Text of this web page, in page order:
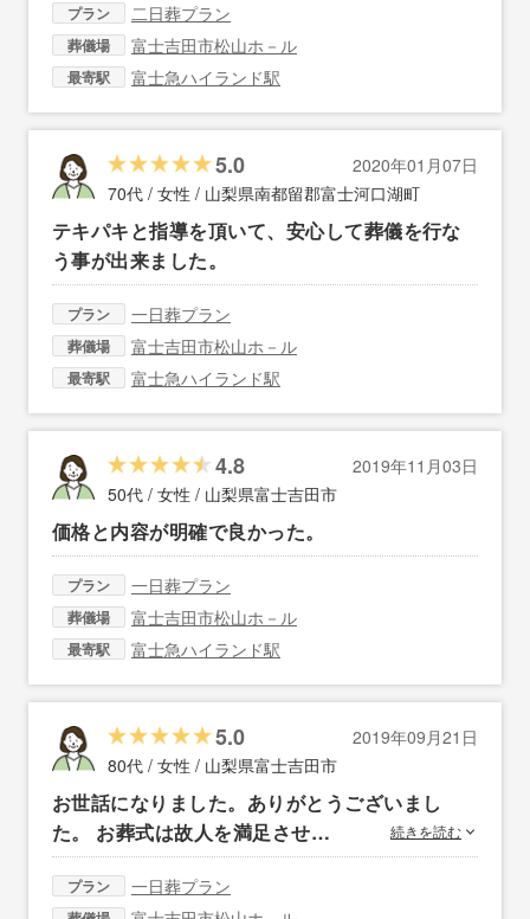
プラン 二日葬プラン
葬儀場 富士吉田市松山ホ－ル
最寄駅 富士急ハイランド駅
5.0
2020年01月07日
70代 / 女性 / 山梨県南都留郡富士河口湖町
テキパキと指導を頂いて、安心して葬儀を行な
う事が出来ました。
プラン 一日葬プラン
葬儀場 富士吉田市松山ホ－ル
最寄駅 富士急ハイランド駅
4.8
2019年11月03日
50代 / 女性 / 山梨県富士吉田市
価格と内容が明確で良かった。
プラン 一日葬プラン
葬儀場 富士吉田市松山ホ－ル
最寄駅 富士急ハイランド駅
5.0
2019年09月21日
80代 / 女性 / 山梨県富士吉田市
お世話になりました。ありがとうございまし
た。 お葬式は故人を満足させ…
続きを読む
プラン 一日葬プラン